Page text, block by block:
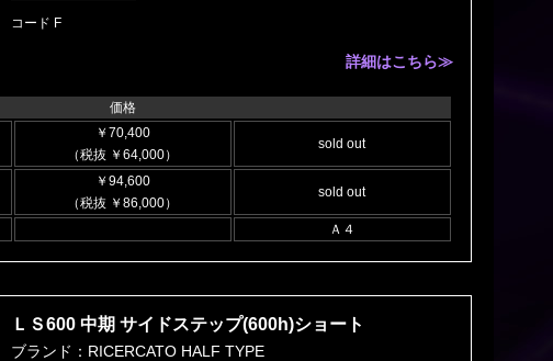
コード F
詳細はこちら≫
価格
￥70,400
（税抜 ￥64,000）
sold out
￥94,600
（税抜 ￥86,000）
sold out
Ａ４
ＬＳ600 中期 サイドステップ(600h)ショート
ブランド：RICERCATO HALF TYPE